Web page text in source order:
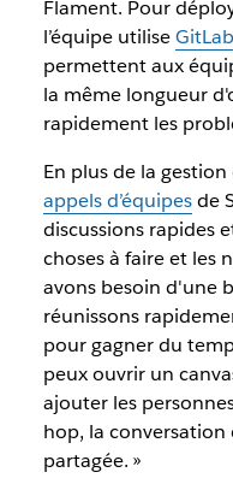
Flament. Pour
l’équipe utiliseGitLab
permettent aux
la même longueur
rapidement les
En plus de la
appels d’équipesde
discussions rapides
choses à faire et les
avons besoin d'une
réunissons
pour gagner du
peux ouvrir un
ajouter les
hop, la
partagée. »